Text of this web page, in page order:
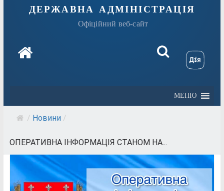
державна адміністрація
Офіційний веб-сайт
МЕНЮ
/ Новини /
ОПЕРАТИВНА ІНФОРМАЦІЯ СТАНОМ НА...